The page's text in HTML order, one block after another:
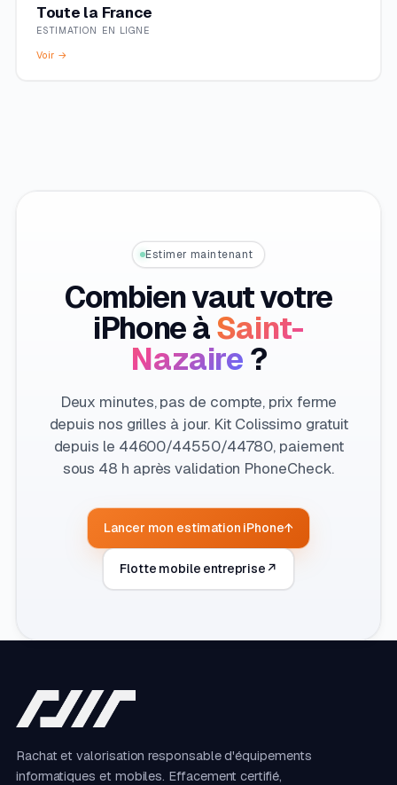
Toute la France
ESTIMATION EN LIGNE
Voir →
Estimer maintenant
Combien vaut votre
iPhone àSaint-
Nazaire ?
Deux minutes, pas de compte, prix ferme
depuis nos grilles à jour. Kit Colissimo gratuit
depuis le 44600/44550/44780, paiement
sous 48 h après validation PhoneCheck.
Lancer mon estimation iPhone↑
Flotte mobile entreprise ↗
Rachat et valorisation responsable d'équipements
informatiques et mobiles. Effacement certifié,